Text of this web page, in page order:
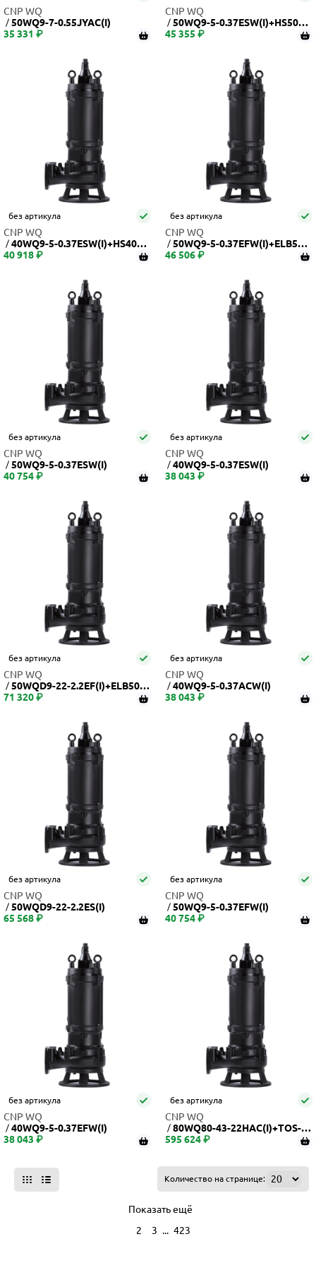
CNP WQ
50WQ9-7-0.55JYAC(I)
35 331 ₽
CNP WQ
50WQ9-5-0.37ESW(I)+HS50W
Q
45 355 ₽
без артикула
CNP WQ
40WQ9-5-0.37ESW(I)+HS40W
Q
40 918 ₽
без артикула
CNP WQ
50WQ9-5-0.37EFW(I)+ELB50W
Q
46 506 ₽
без артикула
CNP WQ
50WQ9-5-0.37ESW(I)
40 754 ₽
без артикула
CNP WQ
40WQ9-5-0.37ESW(I)
38 043 ₽
без артикула
CNP WQ
50WQD9-22-2.2EF(I)+ELB50W
Q
71 320 ₽
без артикула
CNP WQ
40WQ9-5-0.37ACW(I)
38 043 ₽
без артикула
CNP WQ
50WQD9-22-2.2ES(I)
65 568 ₽
без артикула
CNP WQ
50WQ9-5-0.37EFW(I)
40 754 ₽
без артикула
CNP WQ
40WQ9-5-0.37EFW(I)
38 043 ₽
без артикула
CNP WQ
80WQ80-43-22HAC(I)+TOS-80
F
595 624 ₽
Показать ещё
2 3 ... 423
Количество на странице: